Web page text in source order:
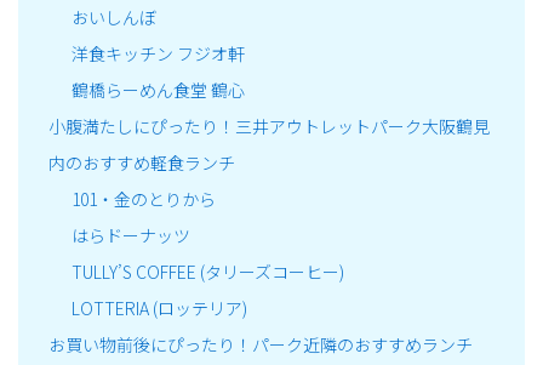
おいしんぼ
洋食キッチン フジオ軒
鶴橋らーめん食堂 鶴心
小腹満たしにぴったり！三井アウトレットパーク大阪鶴見
内のおすすめ軽食ランチ
101・金のとりから
はらドーナッツ
TULLY’S COFFEE (タリーズコーヒー)
LOTTERIA (ロッテリア)
お買い物前後にぴったり！パーク近隣のおすすめランチ